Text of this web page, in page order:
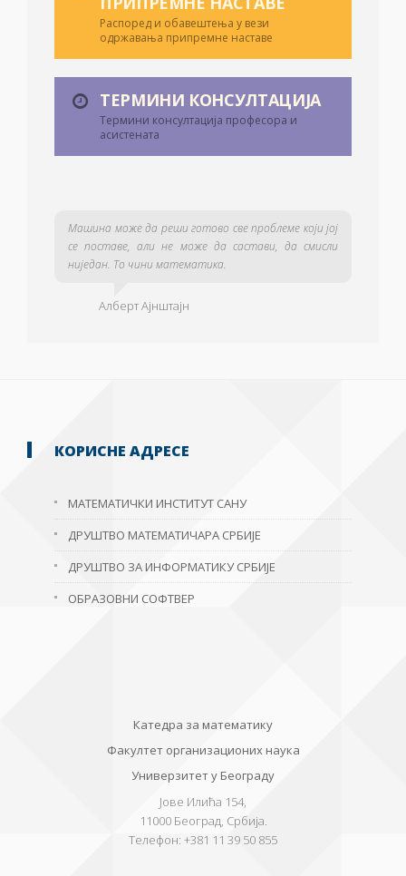
Распоред и обавештења у вези
одржавања припремне наставе
ТЕРМИНИ КОНСУЛТАЦИЈА
Термини консултација професора и
асистената
Машина може да реши готово све проблеме који јој
се поставе, али не може да састави, да смисли
ниједан. То чини математика.
Алберт Ајнштајн
КОРИСНЕ АДРЕСЕ
МАТЕМАТИЧКИ ИНСТИТУТ САНУ
ДРУШТВО МАТЕМАТИЧАРА СРБИЈЕ
ДРУШТВО ЗА ИНФОРМАТИКУ СРБИЈЕ
ОБРАЗОВНИ СОФТВЕР
Катедра за математику
Факултет организационих наука
Универзитет у Београду
Јове Илића 154,
11000 Београд, Србија.
Телефон: +381 11 39 50 855